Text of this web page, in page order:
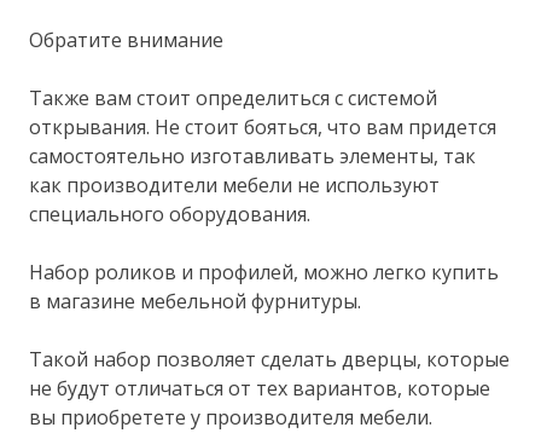
Обратите внимание
Также вам стоит определиться с системой
открывания. Не стоит бояться, что вам придется
самостоятельно изготавливать элементы, так
как производители мебели не используют
специального оборудования.
Набор роликов и профилей, можно легко купить
в магазине мебельной фурнитуры.
Такой набор позволяет сделать дверцы, которые
не будут отличаться от тех вариантов, которые
вы приобретете у производителя мебели.